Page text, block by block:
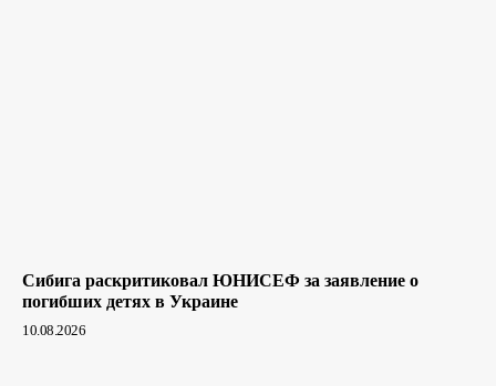
Сибига раскритиковал ЮНИСЕФ за заявление о
погибших детях в Украине
10.08.2026